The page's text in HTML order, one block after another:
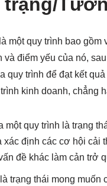
một quy trình bao
và điểm yếu của nó,
quy trình để đạt kết
kinh doanh,
một quy trình là trạng
xác định các cơ hội
đề khác làm cản trở
trạng thái mong